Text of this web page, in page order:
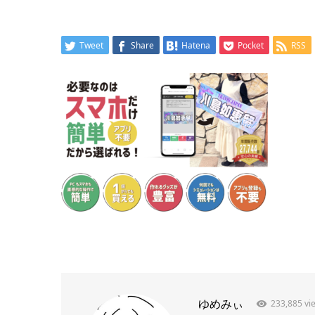
Tweet Share Hatena Pocket RSS
ゆめみぃ 233,885